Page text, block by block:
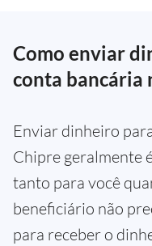
Como enviar
conta bancária
Enviar dinheiro
Chipre geralmente
tanto para você
beneficiário não
para receber o